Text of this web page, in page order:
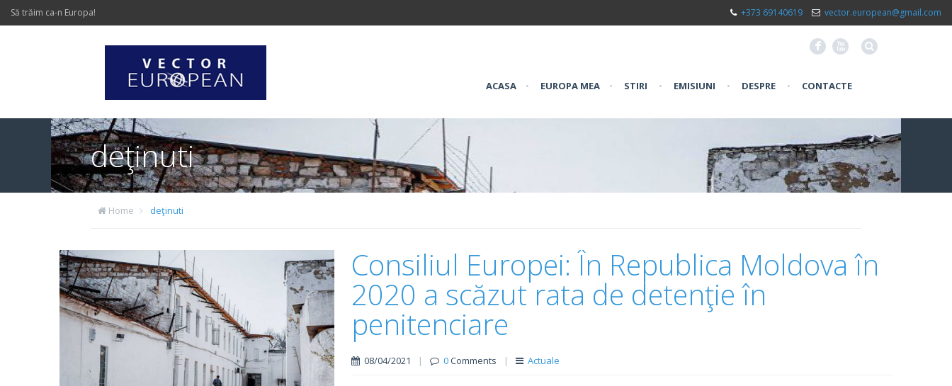
Să trăim ca-n Europa! +373 69140619 vector.european@gmail.com
F X
ACASA • EUROPA MEA • STIRI • EMISIUNI • DESPRE • CONTACTE
deţinuti
Home deţinuti
Consiliul Europei: În Republica Moldova în
2020 a scăzut rata de detenţie în
penitenciare
08/04/2021 | 0Comments | Actuale